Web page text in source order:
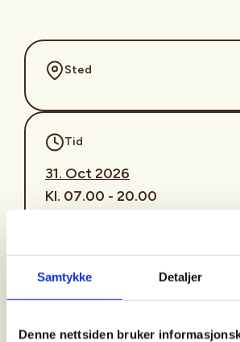
Samtykke Detaljer
Denne nettsiden bruker
Sted
Tid
31. Oct 2026
Kl. 07.00 - 20.00
Arrangør